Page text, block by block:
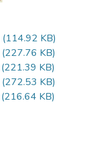
(114.92 KB)
(227.76 KB)
(221.39 KB)
(272.53 KB)
(216.64 KB)